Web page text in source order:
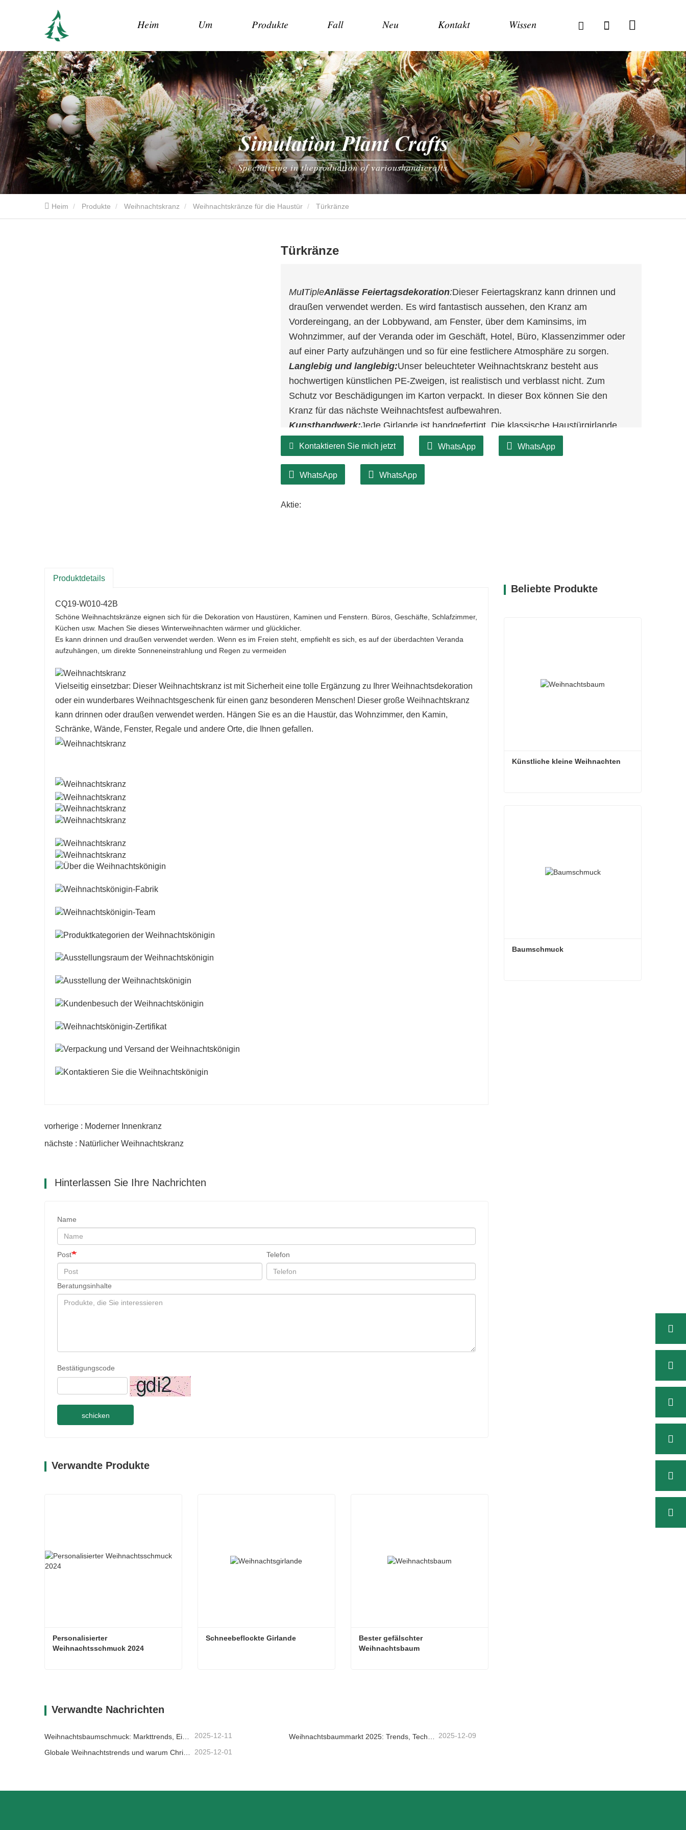
Heim Um Produkte Fall Neu Kontakt Wissen
Heim Produkte Weihnachtskranz Weihnachtskränze für die Haustür Türkränze
Türkränze
MulTipleAnlässe Feiertagsdekoration:Dieser Feiertagskranz kann drinnen und
draußen verwendet werden. Es wird fantastisch aussehen, den Kranz am
Vordereingang, an der Lobbywand, am Fenster, über dem Kaminsims, im
Wohnzimmer, auf der Veranda oder im Geschäft, Hotel, Büro, Klassenzimmer oder
auf einer Party aufzuhängen und so für eine festlichere Atmosphäre zu sorgen.
Langlebig und langlebig:Unser beleuchteter Weihnachtskranz besteht aus
hochwertigen künstlichen PE-Zweigen, ist realistisch und verblasst nicht. Zum
Schutz vor Beschädigungen im Karton verpackt. In dieser Box können Sie den
Kranz für das nächste Weihnachtsfest aufbewahren.
Kunsthandwerk:Jede Girlande ist handgefertigt. Die klassische Haustürgirlande
eignet sich auch als Geschenk für die Liebsten.
Kontaktieren Sie mich jetzt WhatsApp WhatsApp
WhatsApp WhatsApp
Aktie:
Produktdetails
CQ19-W010-42B
Schöne Weihnachtskränze eignen sich für die Dekoration von Haustüren, Kaminen und Fenstern. Büros, Geschäfte, Schlafzimmer,
Küchen usw. Machen Sie dieses Winterweihnachten wärmer und glücklicher.
Es kann drinnen und draußen verwendet werden. Wenn es im Freien steht, empfiehlt es sich, es auf der überdachten Veranda
aufzuhängen, um direkte Sonneneinstrahlung und Regen zu vermeiden
Vielseitig einsetzbar: Dieser Weihnachtskranz ist mit Sicherheit eine tolle Ergänzung zu Ihrer Weihnachtsdekoration
oder ein wunderbares Weihnachtsgeschenk für einen ganz besonderen Menschen! Dieser große Weihnachtskranz
kann drinnen oder draußen verwendet werden. Hängen Sie es an die Haustür, das Wohnzimmer, den Kamin,
Schränke, Wände, Fenster, Regale und andere Orte, die Ihnen gefallen.
vorherige : Moderner Innenkranz
nächste : Natürlicher Weihnachtskranz
Hinterlassen Sie Ihre Nachrichten
Name
Post Telefon
Beratungsinhalte
Bestätigungscode
schicken
Verwandte Produkte
Personalisierter
Weihnachtsschmuck 2024
Schneebeflockte Girlande
Bester gefälschter
Weihnachtsbaum
Verwandte Nachrichten
2025-12-11 2025-12-09
2025-12-01
Beliebte Produkte
Künstliche kleine Weihnachten
Baumschmuck